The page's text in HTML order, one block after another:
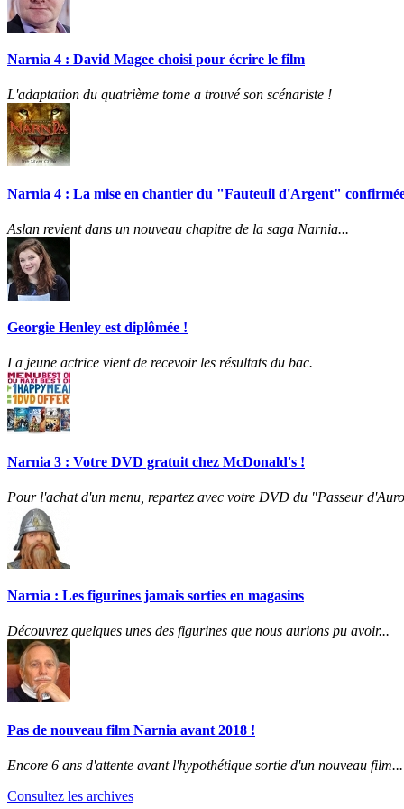
Narnia 4 : David Magee choisi pour écrire le film
L'adaptation du quatrième tome a trouvé son scénariste !
Narnia 4 : La mise en chantier du "Fauteuil d'Argent"
Aslan revient dans un nouveau chapitre de la saga Narnia...
Georgie Henley est diplômée !
La jeune actrice vient de recevoir les résultats du bac.
Narnia 3 : Votre DVD gratuit chez McDonald's !
Pour l'achat d'un menu, repartez avec votre DVD du "Passeur
Narnia : Les figurines jamais sorties en magasins
Découvrez quelques unes des figurines que nous aurions pu avoir...
Pas de nouveau film Narnia avant 2018 !
Encore 6 ans d'attente avant l'hypothétique sortie d'un nouveau film...
Consultez les archives